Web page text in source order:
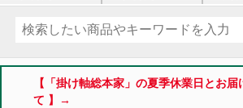
【「掛け軸総本家」の夏季休業日とお
て 】→